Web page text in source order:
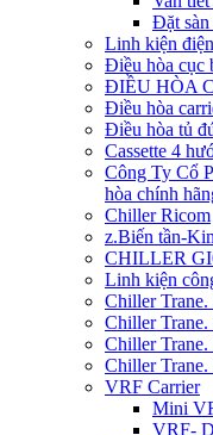
Đặt
Linh kiện
Điều hòa cục
ĐIỀU HÒA
Điều hòa
Điều hòa tủ
Cassette 4
Công Ty Cổ
hòa chính
Chiller Ricom
z.Biến tần-
CHILLER
Linh kiện
Chiller
Chiller
Chiller
Chiller
VRF Carrier
Mini
VRF-